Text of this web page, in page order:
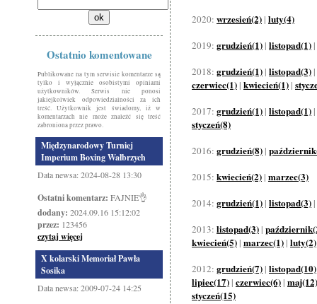
Ostatnio komentowane
Publikowane na tym serwisie komentarze są
tylko i wyłącznie osobistymi opiniami
użytkowników. Serwis nie ponosi
jakiejkolwiek odpowiedzialności za ich
treść. Użytkownik jest świadomy, iż w
komentarzach nie może znaleźć się treść
zabroniona przez prawo.
Międzynarodowy Turniej
Imperium Boxing Wałbrzych
Data newsa: 2024-08-28 13:30
Ostatni komentarz: FAJNIE👌
dodany: 2024.09.16 15:12:02
przez: 123456
czytaj więcej
X kolarski Memoriał Pawła
Sosika
Data newsa: 2009-07-24 14:25
2020: wrzesień(2) | luty(4)
2019: grudzień(1) | listopad(1) |
2018: grudzień(1) | listopad(3) |
czerwiec(1) | kwiecień(1) |
2017: grudzień(1) | listopad(1) |
styczeń(8)
2016: grudzień(8) |
2015: kwiecień(2) | marzec(3)
2014: grudzień(1) | listopad(3) |
2013: listopad(3) |
kwiecień(5) | marzec(1) | luty(2)
2012: grudzień(7) | listopad(10)
lipiec(17) | czerwiec(6) | maj(12)
styczeń(15)